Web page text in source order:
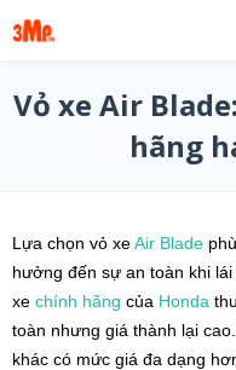
Vỏ xe Air
hãng
Lựa chọn vỏ xeAir Blade
hưởng đến sự an toàn khi
xe chính hãng của Honda
toàn nhưng giá thành lại
khác có mức giá đa dạng